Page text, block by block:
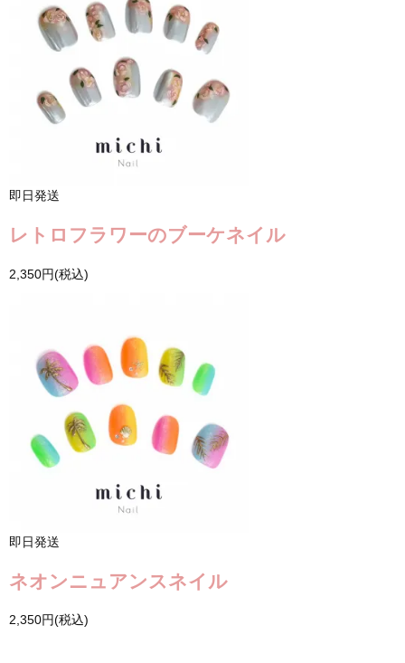
即日発送
レトロフラワーのブーケネイル
2,350円(税込)
即日発送
ネオンニュアンスネイル
2,350円(税込)